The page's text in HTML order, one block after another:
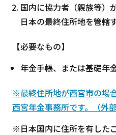
国内に協力者（親族等）
日本の最終住所地を管轄
【必要なもの】
年金手帳、または基礎年
※最終住所地が西宮市の場
西宮年金事務所です。（外部
※日本国内に住所を有した